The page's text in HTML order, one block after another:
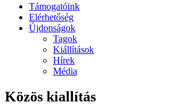
Támogatóink
Elérhetőség
Újdonságok
Tagok
Kiállítások
Hírek
Média
Közös kiallítás